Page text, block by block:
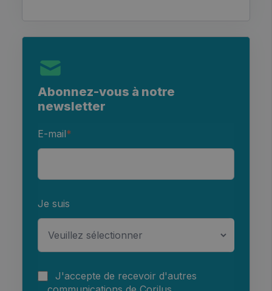
Abonnez-vous à notre
newsletter
E-mail*
Je suis
J'accepte de recevoir d'autres